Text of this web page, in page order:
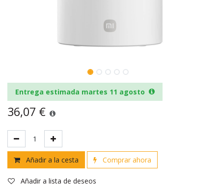
Entrega estimada martes 11 agosto
36,07 €
Añadir a la cesta Comprar ahora
Añadir a lista de deseos